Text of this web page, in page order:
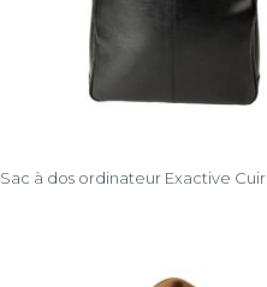
Sac à dos ordinateur Exactive Cuir